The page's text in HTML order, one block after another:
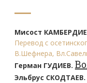
Мисост
Перевод с
В.Шефнера,
Герман ГУДИЕВ.
Эльбрус СКОДТАЕВ.